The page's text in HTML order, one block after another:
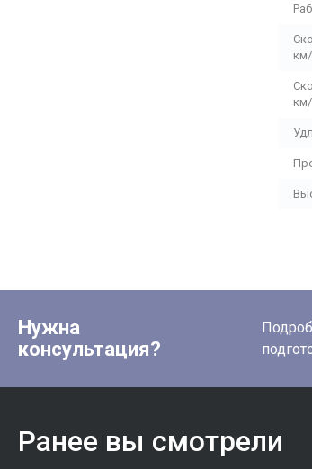
Нужна
консультация?
Ранее вы смотрели